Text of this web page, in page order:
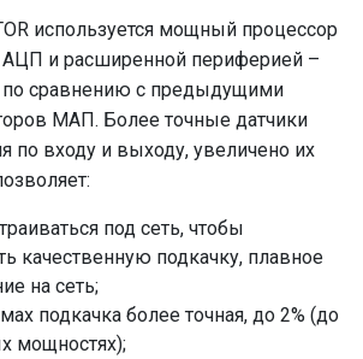
используется мощный процессор
и расширенной периферией –
по сравнению с предыдущими
МАП. Более точные датчики
по входу и выходу, увеличено их
под сеть, чтобы
качественную подкачку, плавное
на сеть;
подкачка более точная, до 2% (до
мощностях);